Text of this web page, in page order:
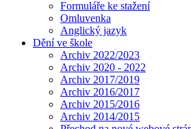
Formuláře ke stažení
Omluvenka
Anglický jazyk
Dění ve škole
Archiv 2022/2023
Archiv 2020 - 2022
Archiv 2017/2019
Archiv 2016/2017
Archiv 2015/2016
Archiv 2014/2015